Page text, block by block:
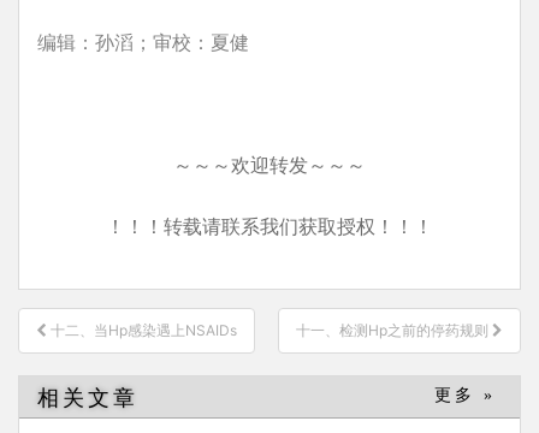
编辑：孙滔；审校：夏健
～～～欢迎转发～～～
！！！转载请联系我们获取授权！！！
文
章
导
航
十二、当Hp感染遇上NSAIDs 十一、检测Hp之前的停药规则
相关文章 更多 »